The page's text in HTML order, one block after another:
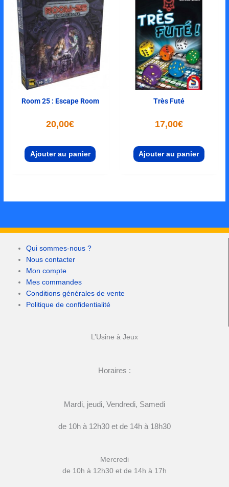
Room 25 : Escape Room
20,00€
Ajouter au panier
Très Futé
17,00€
Ajouter au panier
Qui sommes-nous ?
Nous contacter
Mon compte
Mes commandes
Conditions générales de vente
Politique de confidentialité
L’Usine à Jeux
Horaires :
Mardi, jeudi, Vendredi, Samedi
de 10h à 12h30 et de 14h à 18h30
Mercredi
de 10h à 12h30 et de 14h à 17h